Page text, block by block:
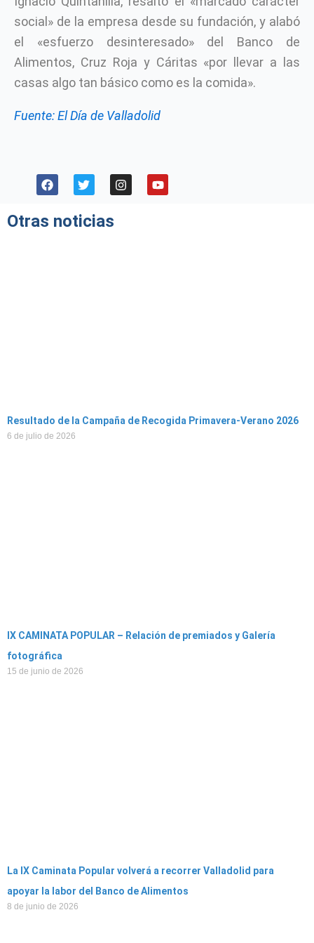
social» de la empresa desde su fundación, y alabó
el «esfuerzo desinteresado» del Banco de
Alimentos, Cruz Roja y Cáritas «por llevar a las
casas algo tan básico como es la comida».
Fuente: El Día de Valladolid
F
a
e
b
T
w
t
t
I
n
Y
o
Otras noticias
Resultado de la Campaña de Recogida Primavera-Verano 2026
6 de julio de 2026
IX CAMINATA POPULAR – Relación de premiados y Galería
fotográfica
15 de junio de 2026
La IX Caminata Popular volverá a recorrer Valladolid para
apoyar la labor del Banco de Alimentos
8 de junio de 2026